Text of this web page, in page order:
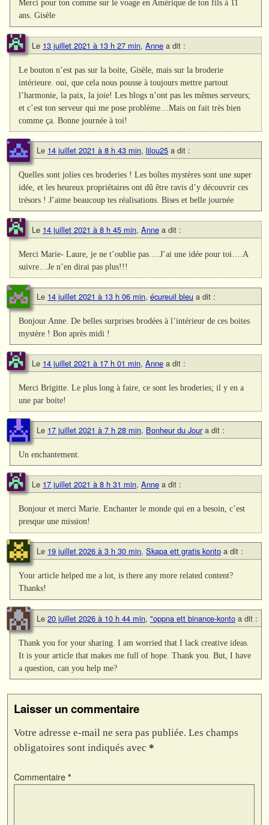
Merci pour ton comme sur le voage en Amérique de ton fils à 11
ans. Gisèle
Le 13 juillet 2021 à 13 h 27 min, Anne a dit :
Le bouton n’est pas sur la boite, Gisèle, mais sur la broderie
intérieure. oui, que cela nous pousse à toujours mettre partout
l’harmonie, la paix, la joie! Les blogs n’ont pas les mêmes serveurs;
et c’est ton serveur qui me pose problème…Mais on fait très bien
comme ça. Bonne journée à toi!
Le 14 juillet 2021 à 8 h 43 min, lilou25 a dit :
Quelles sont jolies ces broderies ! Les boîtes mystères sont une super
idée, et les heureux propriétaires ont dû être ravis d’y découvrir ces
trésors ! J’aime beaucoup tes réalisations. Bises et belle journée
Le 14 juillet 2021 à 8 h 45 min, Anne a dit :
Merci Marie- Laure, je ne t’oublie pas….J’ai une idée pour toi….A
suivre…Je n’en dirai pas plus!!!
Le 14 juillet 2021 à 13 h 06 min, écureuil bleu a dit :
Bonjour Anne. De belles surprises brodées à l’intérieur de ces boites
mystère ! Bon après midi !
Le 14 juillet 2021 à 17 h 01 min, Anne a dit :
Merci Brigitte. Le plus long à faire, ce sont les broderies; il y en a
une par boite!
Le 17 juillet 2021 à 7 h 28 min, Bonheur du Jour a dit :
Un enchantement.
Le 17 juillet 2021 à 8 h 31 min, Anne a dit :
Bonjour et merci Marie. Enchanter le monde qui en a besoin, c’est
presque une mission!
Le 19 juillet 2026 à 3 h 30 min, Skapa ett gratis konto a dit :
Your article helped me a lot, is there any more related content?
Thanks!
Le 20 juillet 2026 à 10 h 44 min, "oppna ett binance-konto a dit :
Thank you for your sharing. I am worried that I lack creative ideas.
It is your article that makes me full of hope. Thank you. But, I have
a question, can you help me?
Laisser un commentaire
Votre adresse e-mail ne sera pas publiée. Les champs
obligatoires sont indiqués avec *
Commentaire *